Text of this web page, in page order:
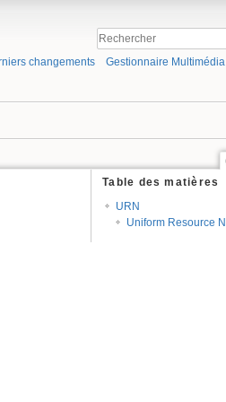
changements Gestionnaire Multimédia
Table des matières
URN
Uniform Resource